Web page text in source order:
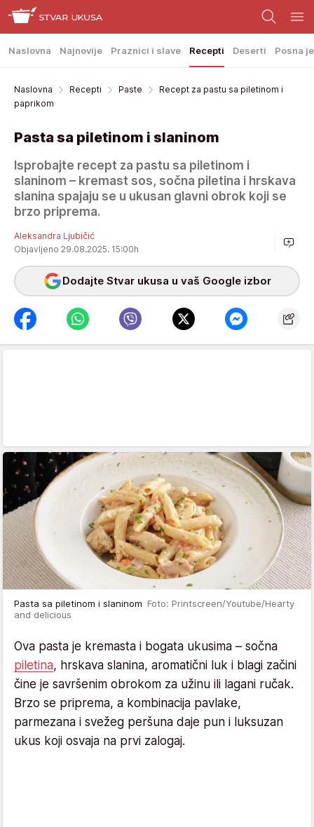
Naslovna Najnovije Praznici i slave Recepti Deserti Posna
Naslovna Recepti Paste
Recept za pastu sa piletinom i
paprikom
Pasta sa piletinom i slaninom
Isprobajte recept za pastu sa piletinom i
slaninom – kremast sos, sočna piletina i hrskava
slanina spajaju se u ukusan glavni obrok koji se
brzo priprema.
Aleksandra Ljubičić
Objavljeno 29.08.2025. 15:00h
Dodajte Stvar ukusa u vaš Google izbor
Pasta sa piletinom i slaninom Foto: Printscreen/Youtube/Hearty
and delicious
Ova pasta je kremasta i bogata ukusima – sočna
piletina, hrskava slanina, aromatični luk i blagi začini
čine je savršenim obrokom za užinu ili lagani ručak.
Brzo se priprema, a kombinacija pavlake,
parmezana i svežeg peršuna daje pun i luksuzan
ukus koji osvaja na prvi zalogaj.